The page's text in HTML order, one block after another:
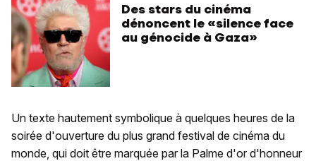
Des stars du cinéma
dénoncent le «silence face
au génocide à Gaza»
Un texte hautement symbolique à quelques heures de la
soirée d'ouverture du plus grand festival de cinéma du
monde, qui doit être marquée par la Palme d'or d'honneur